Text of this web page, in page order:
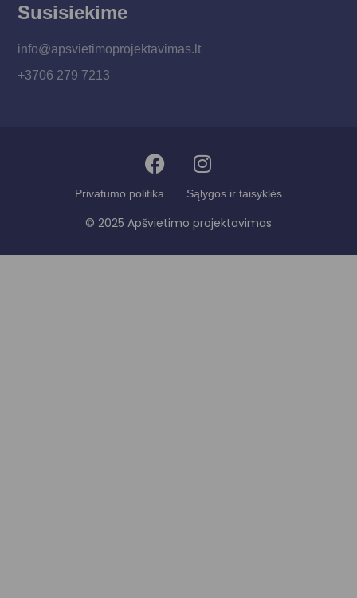
Susisiekime
info@apsvietimoprojektavimas.lt
+3706 279 7213
Privatumo politika Sąlygos ir taisyklės
© 2025 Apšvietimo projektavimas